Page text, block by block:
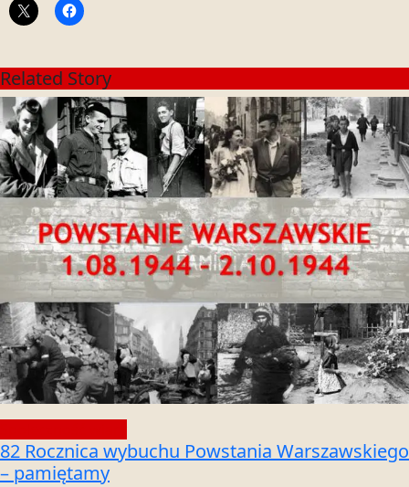
Related Story
82 Rocznica wybuchu Powstania Warszawskiego
– pamiętamy